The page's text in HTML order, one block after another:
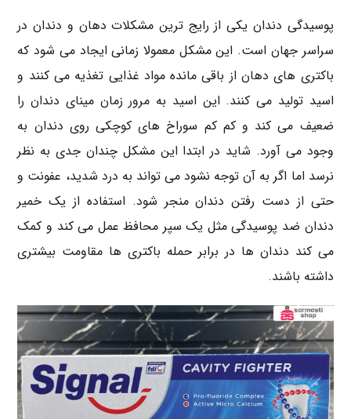
پوسیدگی دندان یکی از رایج ترین مشکلات دهان و دندان در
سراسر جهان است. این مشکل معمولا زمانی ایجاد می شود که
باکتری های دهان از باقی مانده مواد غذایی تغذیه می کنند و
اسید تولید می کنند. این اسید به مرور زمان مینای دندان را
ضعیف می کند و کم کم سوراخ های کوچکی روی دندان به
وجود می آورد. شاید در ابتدا این مشکل چندان جدی به نظر
نرسد اما اگر به آن توجه نشود می تواند به درد شدید، عفونت و
حتی از دست رفتن دندان منجر شود. استفاده از یک خمیر
دندان ضد پوسیدگی مثل یک سپر محافظ عمل می کند و کمک
می کند دندان ها در برابر حمله باکتری ها مقاومت بیشتری
داشته باشند.